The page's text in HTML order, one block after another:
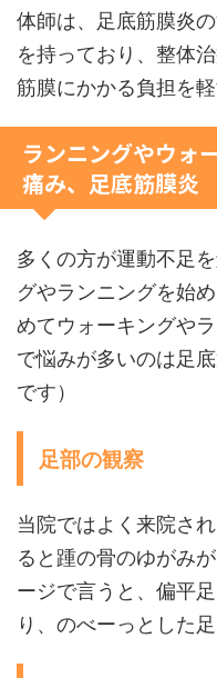
体師は、足底筋膜炎
を持っており、整体
筋膜にかかる負担を
ランニングやウォ
痛み、足底筋膜炎
多くの方が運動不足
グやランニングを始
めてウォーキングや
で悩みが多いのは足
です）
足部の観察
当院ではよく来院さ
ると踵の骨のゆがみ
ージで言うと、偏平
り、のべーっとした